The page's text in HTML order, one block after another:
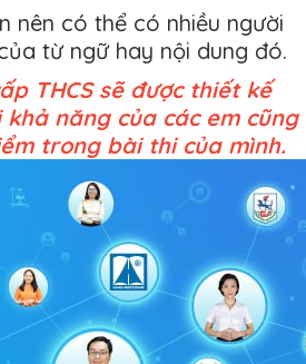
nên có thể có nhiều người
từ ngữ hay nội dung đó.
THCS sẽ được thiết kế
năng của các em cũng
trong bài thi của mình.